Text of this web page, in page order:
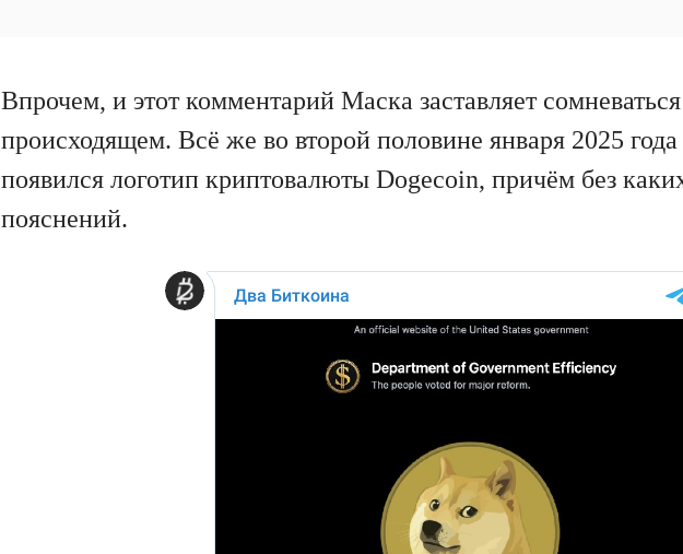
Впрочем, и этот комментарий Маска заставляет
происходящем. Всё же во второй половине января 2025
появился логотип криптовалюты Dogecoin, причём без
пояснений.